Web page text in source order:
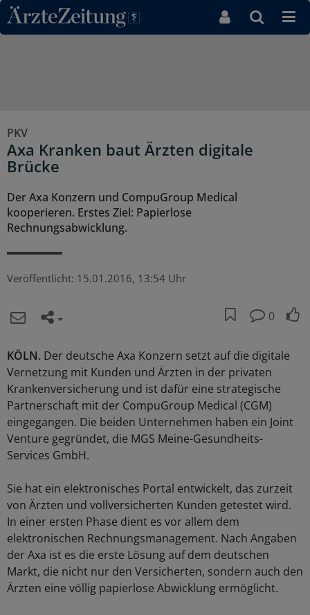
Direkt zum Inhaltsbereich
PKV
Axa Kranken baut Ärzten digitale
Brücke
Der Axa Konzern und CompuGroup Medical
kooperieren. Erstes Ziel: Papierlose
Rechnungsabwicklung.
Veröffentlicht: 15.01.2016, 13:54 Uhr
0
KÖLN. Der deutsche Axa Konzern setzt auf die digitale
Vernetzung mit Kunden und Ärzten in der privaten
Krankenversicherung und ist dafür eine strategische
Partnerschaft mit der CompuGroup Medical (CGM)
eingegangen. Die beiden Unternehmen haben ein Joint
Venture gegründet, die MGS Meine-Gesundheits-
Services GmbH.
Sie hat ein elektronisches Portal entwickelt, das zurzeit
von Ärzten und vollversicherten Kunden getestet wird.
In einer ersten Phase dient es vor allem dem
elektronischen Rechnungsmanagement. Nach Angaben
der Axa ist es die erste Lösung auf dem deutschen
Markt, die nicht nur den Versicherten, sondern auch den
Ärzten eine völlig papierlose Abwicklung ermöglicht.